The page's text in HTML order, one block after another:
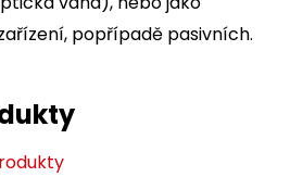
popřípadě pasivních.